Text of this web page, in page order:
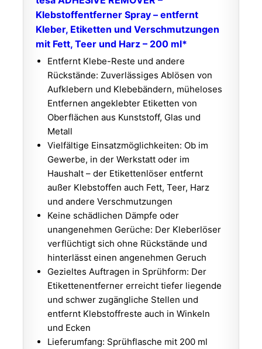
Klebstoffentferner Spray – entfernt
Kleber, Etiketten und Verschmutzungen
mit Fett, Teer und Harz – 200 ml*
Entfernt Klebe-Reste und andere
Rückstände: Zuverlässiges Ablösen von
Aufklebern und Klebebändern, müheloses
Entfernen angeklebter Etiketten von
Oberflächen aus Kunststoff, Glas und
Metall
Vielfältige Einsatzmöglichkeiten: Ob im
Gewerbe, in der Werkstatt oder im
Haushalt – der Etikettenlöser entfernt
außer Klebstoffen auch Fett, Teer, Harz
und andere Verschmutzungen
Keine schädlichen Dämpfe oder
unangenehmen Gerüche: Der Kleberlöser
verflüchtigt sich ohne Rückstände und
hinterlässt einen angenehmen Geruch
Gezieltes Auftragen in Sprühform: Der
Etikettenentferner erreicht tiefer liegende
und schwer zugängliche Stellen und
entfernt Klebstoffreste auch in Winkeln
und Ecken
Lieferumfang: Sprühflasche mit 200 ml